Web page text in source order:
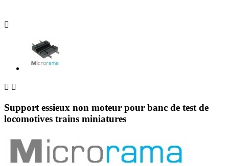

 
Support essieux non moteur pour banc de test de
locomotives trains miniatures